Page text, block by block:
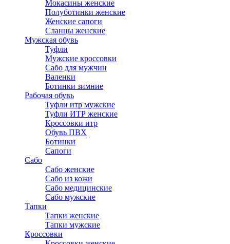
Мокасины женские
Полуботинки женские
Женские сапоги
Сланцы женские
Мужская обувь
Туфли
Мужские кроссовки
Сабо для мужчин
Валенки
Ботинки зимние
Рабочая обувь
Туфли итр мужские
Туфли ИТР женские
Кроссовки итр
Обувь ПВХ
Ботинки
Сапоги
Сабо
Сабо женские
Сабо из кожи
Сабо медицинские
Сабо мужские
Тапки
Тапки женские
Тапки мужские
Кроссовки